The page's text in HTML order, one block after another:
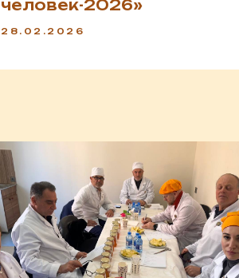
человек-2026»
28.02.2026